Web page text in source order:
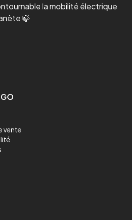
la mobilité électrique
🍃
vente